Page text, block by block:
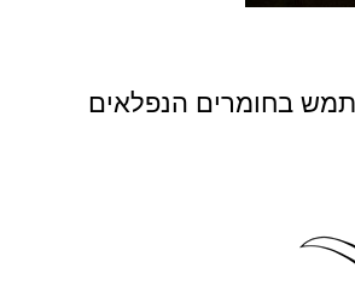
בחומרים הנפלאים